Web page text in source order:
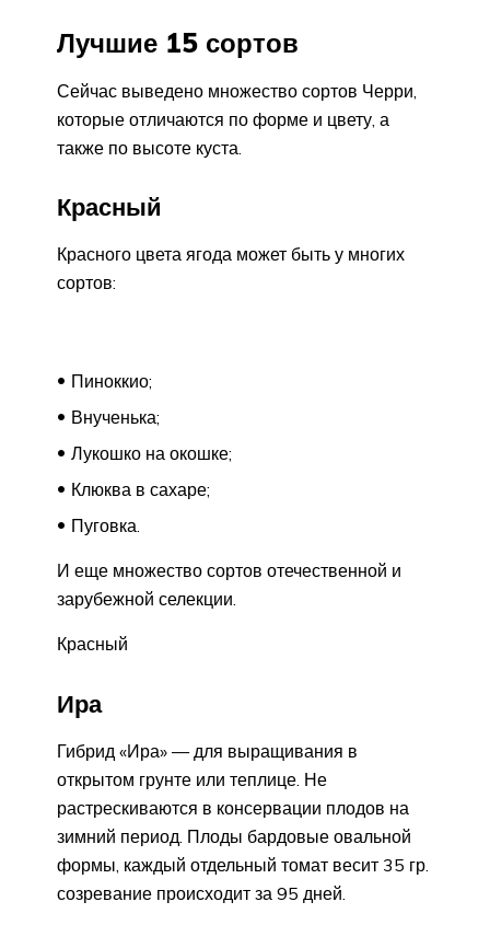
Лучшие 15 сортов
Сейчас выведено множество сортов Черри,
которые отличаются по форме и цвету, а
также по высоте куста.
Красный
Красного цвета ягода может быть у многих
сортов:
Пиноккио;
Внученька;
Лукошко на окошке;
Клюква в сахаре;
Пуговка.
И еще множество сортов отечественной и
зарубежной селекции.
Красный
Ира
Гибрид «Ира» — для выращивания в
открытом грунте или теплице. Не
растрескиваются в консервации плодов на
зимний период. Плоды бардовые овальной
формы, каждый отдельный томат весит 35 гр.
созревание происходит за 95 дней.